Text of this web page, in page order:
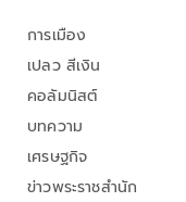
การเมือง
เปลว สีเงิน
คอลัมนิสต์
บทความ
เศรษฐกิจ
ข่าวพระราชสำนัก